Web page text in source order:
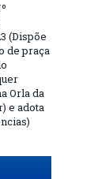
(Dispõe
de praça
Orla da
e adota